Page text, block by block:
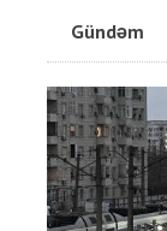
Gündəm